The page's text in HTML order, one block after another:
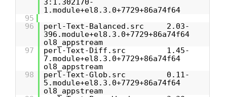
3:1.302170-
1.module+el8.3.0+7729+86a74f64
95
96
perl-Text-Balanced.src 2.03-
396.module+el8.3.0+7729+86a74f64
ol8_appstream
97
perl-Text-Diff.src 1.45-
7.module+el8.3.0+7729+86a74f64
ol8_appstream
98
perl-Text-Glob.src 0.11-
5.module+el8.3.0+7729+86a74f64
ol8_appstream